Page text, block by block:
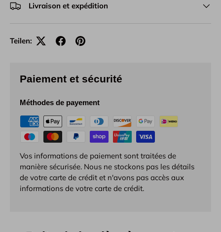
Livraison et expédition
Teilen:
Paiement et sécurité
Méthodes de payement
Vos informations de paiement sont traitées de
manière sécurisée. Nous ne stockons pas les détails
de votre carte de crédit et n'avons pas accès aux
informations de votre carte de crédit.